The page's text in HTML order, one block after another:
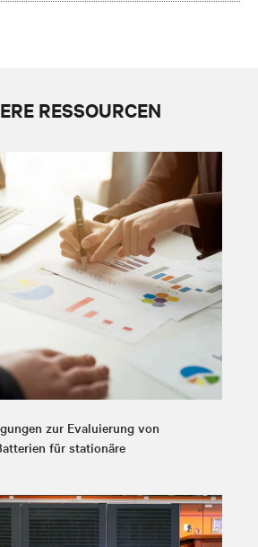
RESSOURCEN
zur Evaluierung von
für stationäre